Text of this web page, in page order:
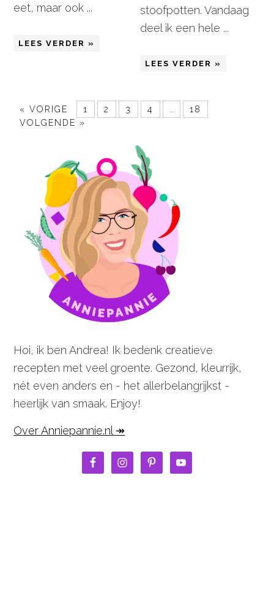
eet, maar ook ...
LEES VERDER »
stoofpotten. Vandaag
deel ik een hele ...
LEES VERDER »
« VORIGE 1 2 3 4
18
VOLGENDE »
Hoi, ik ben Andrea! Ik bedenk creatieve
recepten met veel groente. Gezond, kleurrijk,
nét even anders en - het allerbelangrijkst -
heerlijk van smaak. Enjoy!
Over Anniepannie.nl ↠